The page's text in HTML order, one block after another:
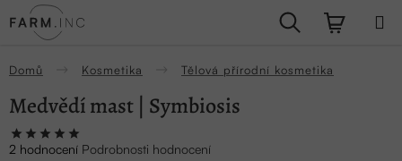
na
Hledat
Domů Kosmetika Tělová přírodní kosmetika
Medvědí mast | Symbiosis
Průměrné
hodnocení
2 hodnocení Podrobnosti hodnocení